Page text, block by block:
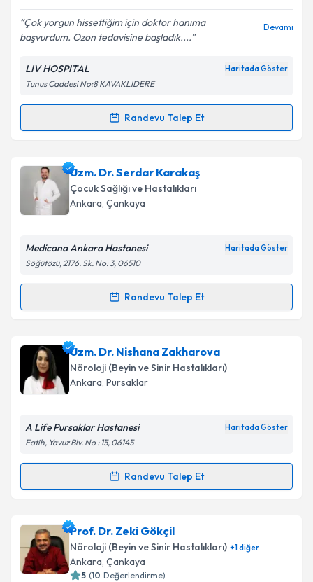
Kişisel verilerimin işlenmesine ilişkin
Aydınlatma
Metni'ni okudum ve kişisel verilerimin belirtilen
kapsamda işlenmesini kabul ediyorum.
Çok yorgun hissettiğim için doktor hanıma
başvurdum. Ozon tedavisine başladık....
Devamı
LIV HOSPITAL Haritada Göster
Tunus Caddesi No:8 KAVAKLIDERE
Randevu Talep Et
Randevu Takvimi Talebi
Uzm. Dr. Filiz Ökteniçin randevu takvimi talebi
oluşturun. Size bu uzmandan randevu almanız için bir
takvim hazırlandığında e-posta ile bilgilendireceğiz.
Kişisel verilerimin işlenmesine ilişkin
Metni'ni okudum ve kişisel verilerimin belirtilen
Takvim Talebini Gönder
Uzm. Dr. Serdar Karakaş
Çocuk Sağlığı ve Hastalıkları
Ankara, Çankaya
Medicana Ankara Hastanesi Haritada Göster
Söğütözü, 2176. Sk. No: 3, 06510
Randevu Talep Et
Randevu Takvimi Talebi
Uzm. Dr. Serdar Karakaşiçin randevu takvimi talebi
oluşturun. Size bu uzmandan randevu almanız için bir
takvim hazırlandığında e-posta ile bilgilendireceğiz.
Kişisel verilerimin işlenmesine ilişkin
Metni'ni okudum ve kişisel verilerimin belirtilen
Takvim Talebini Gönder
Uzm. Dr. Nishana Zakharova
Nöroloji (Beyin ve Sinir Hastalıkları)
Ankara, Pursaklar
A Life Pursaklar Hastanesi Haritada Göster
Fatih, Yavuz Blv. No : 15, 06145
Randevu Talep Et
Randevu Takvimi Talebi
Uzm. Dr. Nishana Zakharova
talebi oluşturun. Size bu uzmandan randevu almanız
için bir takvim hazırlandığında e-posta ile
bilgilendireceğiz.
Prof. Dr. Zeki Gökçil
Nöroloji (Beyin ve Sinir Hastalıkları) +1diğer
Ankara, Çankaya
5 (10 Değerlendirme)